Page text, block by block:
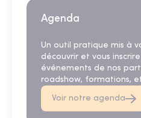
Agenda
Un outil pratique mis à
découvrir et vous
événements de nos
roadshow, formations,
Voir notre agenda